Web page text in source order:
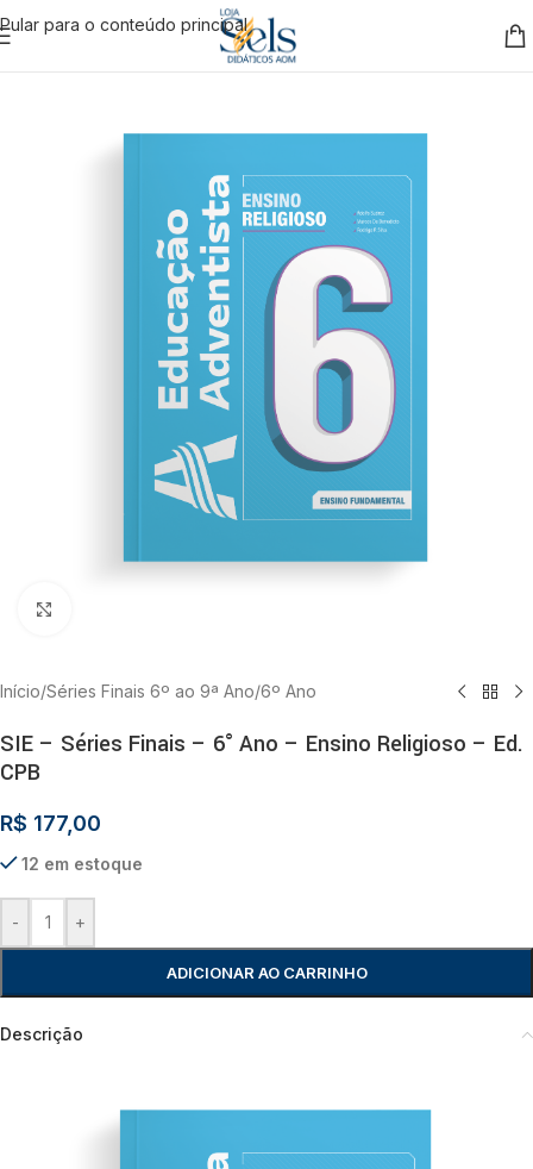
Pular para o conteúdo principal
Início/Séries Finais 6º ao 9ª Ano/6º Ano
SIE – Séries Finais – 6° Ano – Ensino Religioso – Ed.
CPB
R$ 177,00
12 em estoque
- +
ADICIONAR AO CARRINHO
Descrição